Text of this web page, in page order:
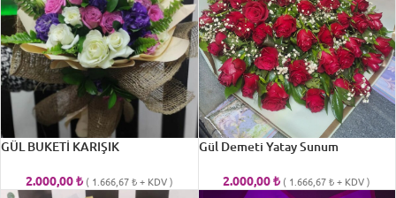
GÜL BUKETİ KARIŞIK
2.000,00₺ ( 1.666,67₺+ KDV )
Gül Demeti Yatay Sunum
2.000,00₺ ( 1.666,67₺+ KDV )